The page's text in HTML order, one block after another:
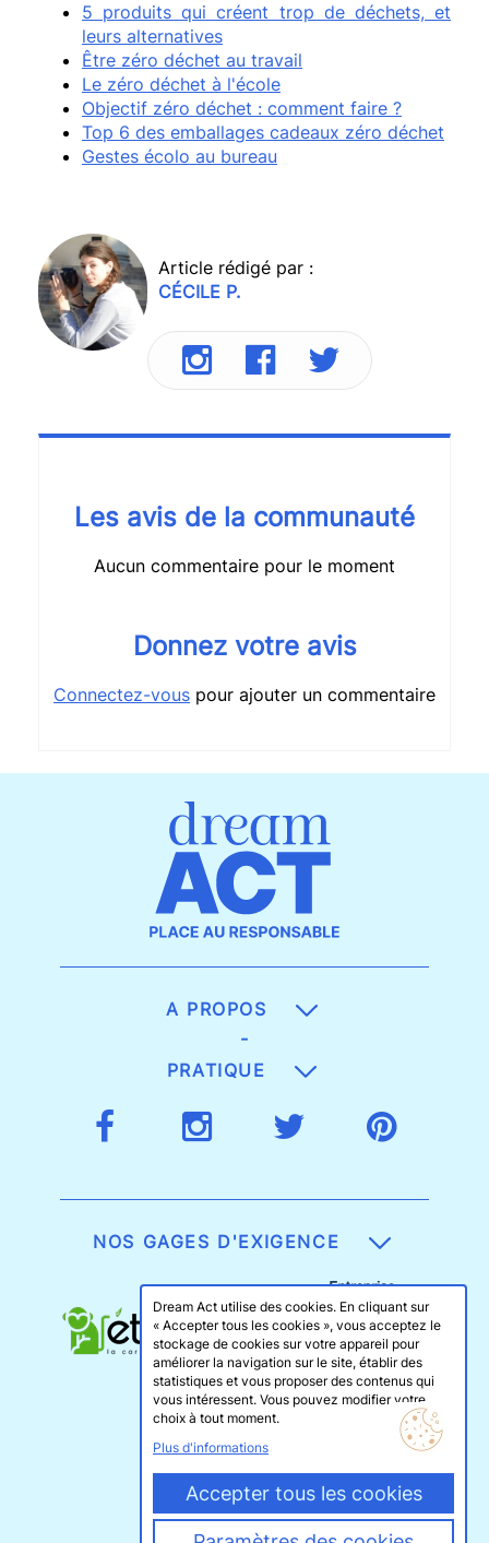
5 produits qui créent trop de déchets, et
leurs alternatives
Être zéro déchet au travail
Le zéro déchet à l'école
Objectif zéro déchet : comment faire ?
Top 6 des emballages cadeaux zéro déchet
Gestes écolo au bureau
Article rédigé par :
CÉCILE P.
Les avis de la communauté
Aucun commentaire pour le moment
Donnez votre avis
Connectez-vous pour ajouter un commentaire
A PROPOS
-
PRATIQUE
NOS GAGES D'EXIGENCE
Dream Act utilise des cookies. En cliquant sur
« Accepter tous les cookies », vous acceptez le
stockage de cookies sur votre appareil pour
améliorer la navigation sur le site, établir des
statistiques et vous proposer des contenus qui
vous intéressent. Vous pouvez modifier votre
choix à tout moment.
Plus d'informations
Accepter tous les cookies